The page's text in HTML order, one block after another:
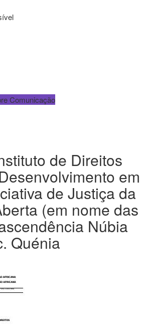
Comunicação
de Direitos
em
de Justiça da
(em nome das
Núbia
Quénia